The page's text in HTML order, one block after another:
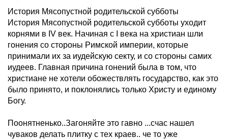
История Мясопустной родительской субботы
История Мясопустной родительской субботы уходит
корнями в IV век. Начиная с I века на христиан шли
гонения со стороны Римской империи, которые
принимали их за иудейскую секту, и со стороны самих
иудеев. Главная причина гонений была в том, что
христиане не хотели обожествлять государство, как это
было принято, и поклонялись только Христу и единому
Богу.
Поонятненько..Загоняйте это гавно ...счас нашел
чуваков делать плитку с тех краев.. че то уже